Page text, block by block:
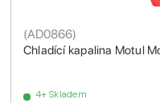
Chladící kapalina Motul
(AD0866)
4+ Skladem